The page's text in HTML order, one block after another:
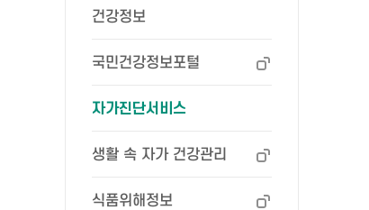
건강정보
국민건강정보포털
자가진단서비스
생활 속 자가 건강관리
식품위해정보